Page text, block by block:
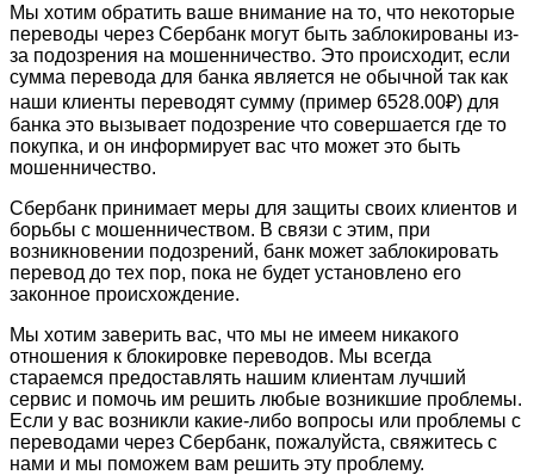
Мы хотим обратить ваше внимание на то, что некоторые
переводы через Сбербанк могут быть заблокированы из-
за подозрения на мошенничество. Это происходит, если
сумма перевода для банка является не обычной так как
наши клиенты переводят сумму (пример 6528.00₽) для
банка это вызывает подозрение что совершается где то
покупка, и он информирует вас что может это быть
мошенничество.
Сбербанк принимает меры для защиты своих клиентов и
борьбы с мошенничеством. В связи с этим, при
возникновении подозрений, банк может заблокировать
перевод до тех пор, пока не будет установлено его
законное происхождение.
Мы хотим заверить вас, что мы не имеем никакого
отношения к блокировке переводов. Мы всегда
стараемся предоставлять нашим клиентам лучший
сервис и помочь им решить любые возникшие проблемы.
Если у вас возникли какие-либо вопросы или проблемы с
переводами через Сбербанк, пожалуйста, свяжитесь с
нами и мы поможем вам решить эту проблему.